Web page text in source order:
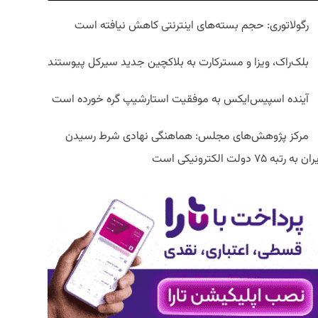
رگولاتوری: حجم بسته‌های اینترنتی کاهش نیافته است
بلک‌راک، ویزا و مسترکارت به بلاکچین جدید سیرکل پیوستند
آینده اسپیس‌ایکس به موفقیت استارشیپ گره خورده است
مرکز پژوهش‌های مجلس: هماهنگی نهادی شرط رسیدن
به رتبه ۷۵ دولت الکترونیکی است